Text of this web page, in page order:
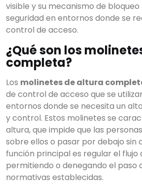
visible y su mecanismo de
seguridad en entornos donde se
control de acceso.
¿Qué son los
completa?
Los molinetes de altura
de control de acceso que se
entornos donde se necesita un
y control. Estos molinetes se
altura, que impide que las
sobre ellos o pasar por debajo sin
función principal es regular el flujo
permitiendo o denegando el paso
normativas establecidas.